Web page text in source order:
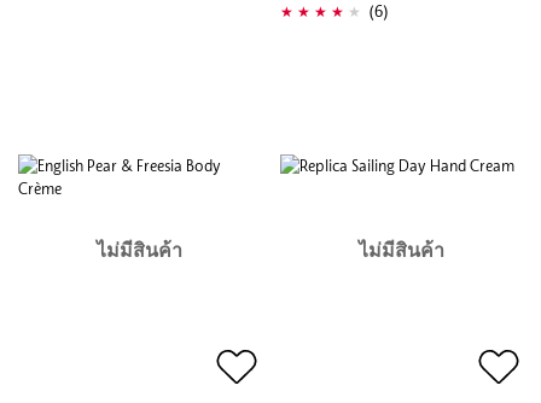
(6)
ไม่มีสินค้า ไม่มีสินค้า